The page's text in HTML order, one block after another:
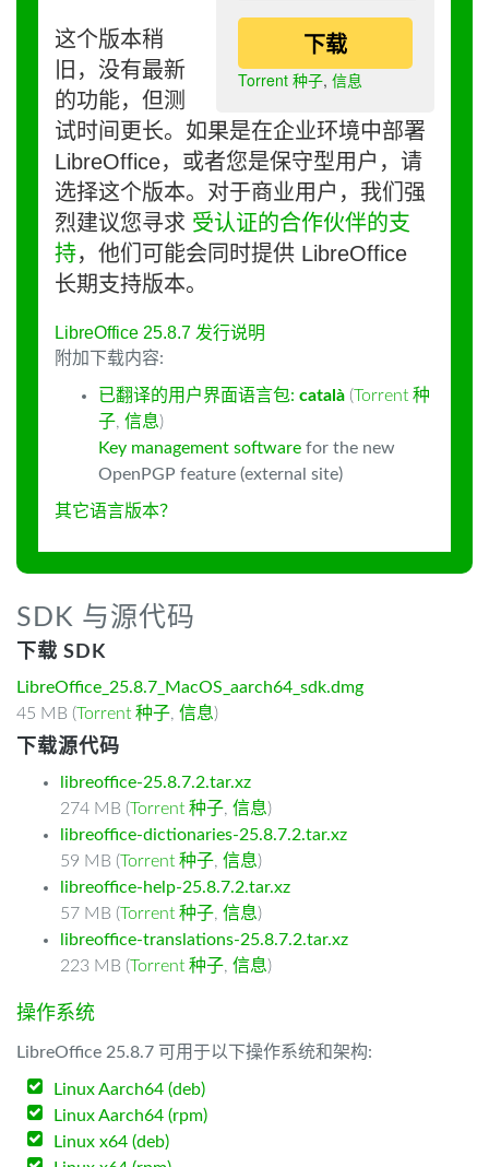
下载
Torrent 种子, 信息
这个版本稍
旧，没有最新
的功能，但测
试时间更长。如果是在企业环境中部署
LibreOffice，或者您是保守型用户，请
选择这个版本。对于商业用户，我们强
烈建议您寻求 受认证的合作伙伴的支
持，他们可能会同时提供 LibreOffice
长期支持版本。
LibreOffice 25.8.7 发行说明
附加下载内容:
已翻译的用户界面语言包: català (Torrent 种
子, 信息)
Key management software for the new
OpenPGP feature (external site)
其它语言版本？
SDK 与源代码
下载 SDK
LibreOffice_25.8.7_MacOS_aarch64_sdk.dmg
45 MB (Torrent 种子, 信息)
下载源代码
libreoffice-25.8.7.2.tar.xz
274 MB (Torrent 种子, 信息)
libreoffice-dictionaries-25.8.7.2.tar.xz
59 MB (Torrent 种子, 信息)
libreoffice-help-25.8.7.2.tar.xz
57 MB (Torrent 种子, 信息)
libreoffice-translations-25.8.7.2.tar.xz
223 MB (Torrent 种子, 信息)
操作系统
LibreOffice 25.8.7 可用于以下操作系统和架构:
Linux Aarch64 (deb)
Linux Aarch64 (rpm)
Linux x64 (deb)